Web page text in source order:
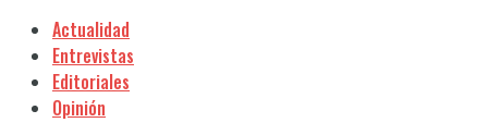
Actualidad
Entrevistas
Editoriales
Opinión